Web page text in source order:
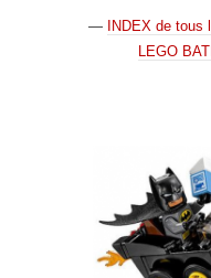
—
INDEX de
LEGO